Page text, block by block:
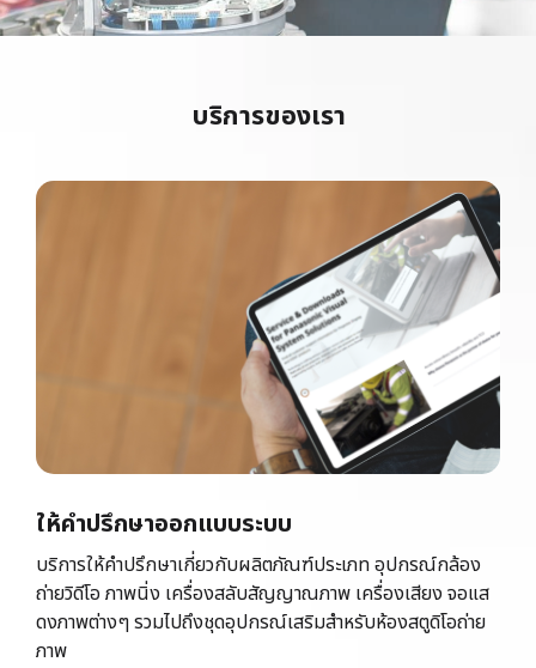
บริการของเรา
ให้คำปรึกษาออกแบบระบบ
บริการให้คำปรึกษาเกี่ยวกับผลิตภัณฑ์ประเภท อุปกรณ์กล้อง
ถ่ายวิดีโอ ภาพนิ่ง เครื่องสลับสัญญาณภาพ เครื่องเสียง จอแส
ดงภาพต่างๆ รวมไปถึงชุดอุปกรณ์เสริมสำหรับห้องสตูดิโอถ่าย
ภาพ